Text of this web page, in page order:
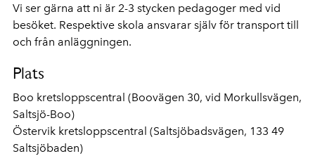
Vi ser gärna att ni är 2-3 stycken pedagoger med vid
besöket. Respektive skola ansvarar själv för transport till
och från anläggningen.
Plats
Boo kretsloppscentral (Boovägen 30, vid Morkullsvägen,
Saltsjö-Boo)
Östervik kretsloppscentral (Saltsjöbadsvägen, 133 49
Saltsjöbaden)